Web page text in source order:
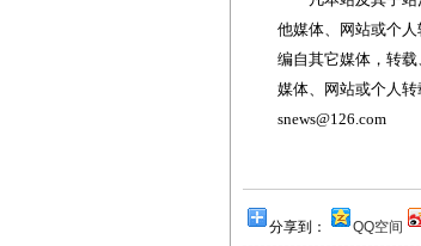
他媒体、网站或个
编自其它媒体，转
媒体、网站或个人
snews@126.com
分享到： QQ空间